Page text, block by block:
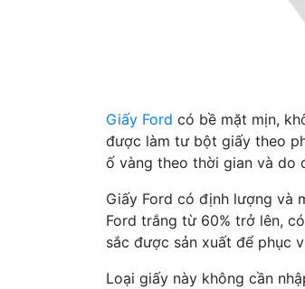
Giấy Ford có bề mặt mịn,
được làm tư bột giấy theo
ố vàng theo thời gian và do
Giấy Ford có định lượng và
Ford trắng từ 60% trở lên,
sắc được sản xuất để phục
Loại giấy này không cần